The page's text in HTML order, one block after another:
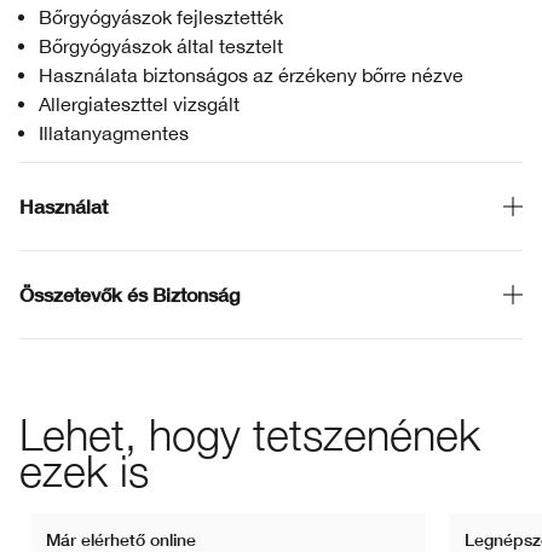
Bőrgyógyászok fejlesztették
Bőrgyógyászok által tesztelt
Használata biztonságos az érzékeny bőrre nézve
Allergiateszttel vizsgált
Illatanyagmentes
Használat
Összetevők és Biztonság
Lehet, hogy tetszenének
ezek is
Már elérhető online